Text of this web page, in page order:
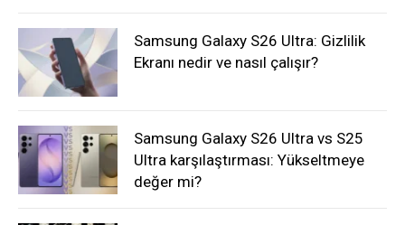
Samsung Galaxy S26 Ultra: Gizlilik
Ekranı nedir ve nasıl çalışır?
Samsung Galaxy S26 Ultra vs S25
Ultra karşılaştırması: Yükseltmeye
değer mi?